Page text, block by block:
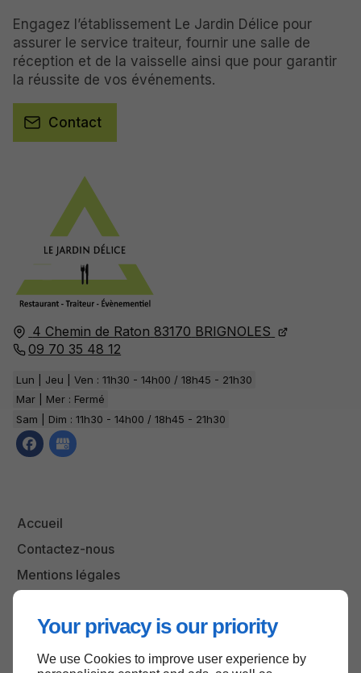
Your privacy is our priority
We use Cookies to improve user experience by
4 Chemin de Raton 83170 BRIGNOLES
09 70 35 48 12
Lun | Jeu | Ven : 11h30 - 14h00 / 18h45 - 21h30
Mar | Mer : Fermé
Sam | Dim : 11h30 - 14h00 / 18h45 - 21h30
Accueil
Contactez-nous
Mentions légales
Engagez l’établissement Le Jardin Délice pour
assurer le service traiteur, fournir une salle de
réception et de la vaisselle ainsi que pour garantir
la réussite de vos événements.
Contact
Haut de page